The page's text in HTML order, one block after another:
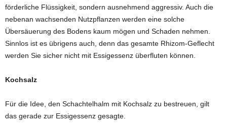
förderliche Flüssigkeit, sondern ausnehmend aggressiv. Auch die
nebenan wachsenden Nutzpflanzen werden eine solche
Übersäuerung des Bodens kaum mögen und Schaden nehmen.
Sinnlos ist es übrigens auch, denn das gesamte Rhizom-Geflecht
werden Sie sicher nicht mit Essigessenz überfluten können.
Kochsalz
Für die Idee, den Schachtelhalm mit Kochsalz zu bestreuen, gilt
das gerade zur Essigessenz gesagte.